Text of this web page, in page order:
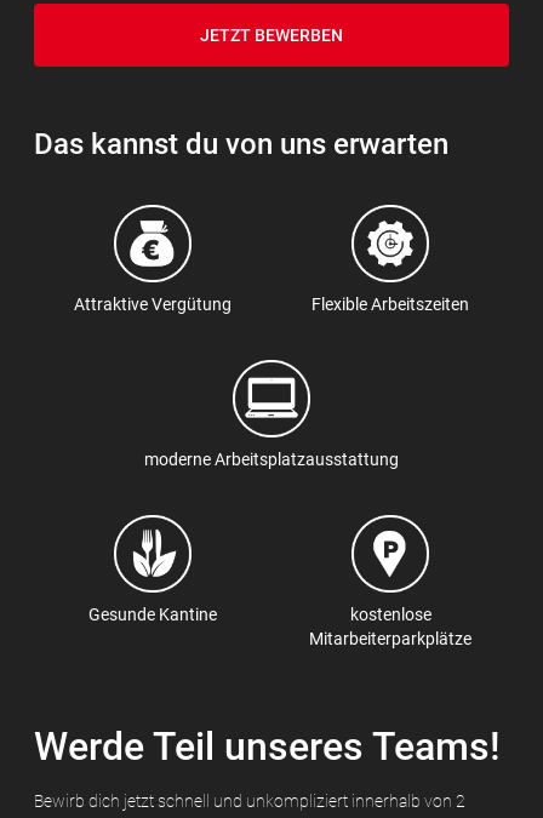
JETZT BEWERBEN
Das kannst du von uns erwarten
Attraktive Vergütung Flexible Arbeitszeiten
moderne Arbeitsplatzausstattung
Gesunde Kantine
kostenlose
Mitarbeiterparkplätze
Werde Teil unseres Teams!
Bewirb dich jetzt schnell und unkompliziert innerhalb von 2